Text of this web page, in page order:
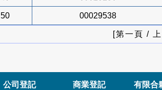
50 00029538
[第一頁 /
公司登記 商業登記 有限合